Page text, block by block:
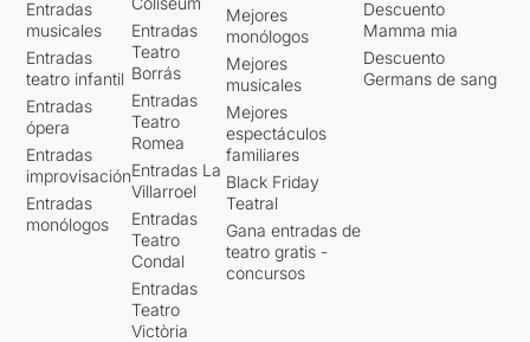
Entradas
musicales
Entradas
teatro infantil
Entradas
ópera
Entradas
improvisación
Entradas
monólogos
Entradas
Teatro
Borrás
Entradas
Teatro
Romea
Entradas La
Villarroel
Entradas
Teatro
Condal
Entradas
Teatro
Victòria
Mejores
monólogos
Mejores
musicales
Mejores
espectáculos
familiares
Black Friday
Teatral
Gana entradas de
teatro gratis -
concursos
Descuento
Mamma mia
Descuento
Germans de sang